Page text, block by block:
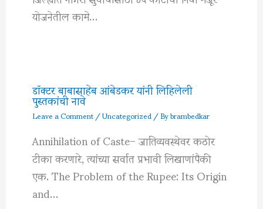
योजनेतील कामे…
डॉक्टर बाबासाहेब आंबेडकर यांनी लिहिलेली
पुस्तकांची नावे
Leave a Comment/Uncategorized/ Bybrambedkar
Annihilation of Caste– जातिव्यवस्थेवर कठोर
टीका करणारे, त्यांच्या सर्वात प्रभावी लिखाणांपैकी
एक. The Problem of the Rupee: Its Origin
and…